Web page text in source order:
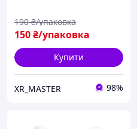
150₴/упаковка
190 ₴/упаковка
Купити
XR_MASTER 98%